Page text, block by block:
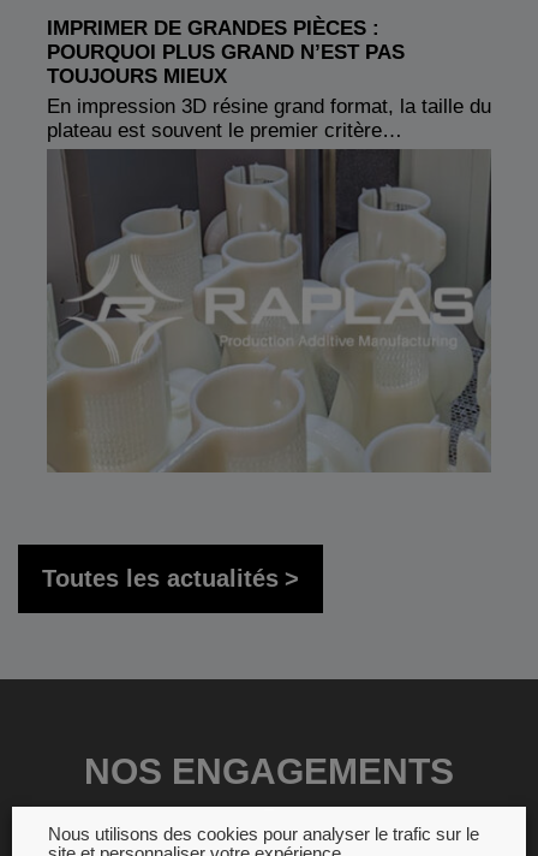
IMPRIMER DE GRANDES PIÈCES :
POURQUOI PLUS GRAND N’EST PAS
TOUJOURS MIEUX
En impression 3D résine grand format, la taille du
plateau est souvent le premier critère…
Toutes les actualités
NOS ENGAGEMENTS
Nous utilisons des cookies pour analyser le trafic sur le